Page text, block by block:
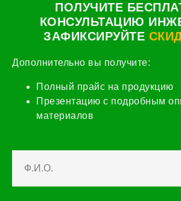
ПОЛУЧИТЕ
КОНСУЛЬТАЦИЮ
ЗАФИКСИРУЙТЕ
Дополнительно вы получите:
Полный прайс на продукцию
Презентацию с подробным
материалов